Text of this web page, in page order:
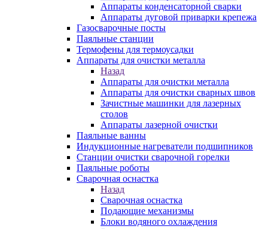
Аппараты конденсаторной сварки
Аппараты дуговой приварки крепежа
Газосварочные посты
Паяльные станции
Термофены для термоусадки
Аппараты для очистки металла
Назад
Аппараты для очистки металла
Аппараты для очистки сварных швов
Зачистные машинки для лазерных
столов
Аппараты лазерной очистки
Паяльные ванны
Индукционные нагреватели подшипников
Станции очистки сварочной горелки
Паяльные роботы
Сварочная оснастка
Назад
Сварочная оснастка
Подающие механизмы
Блоки водяного охлаждения